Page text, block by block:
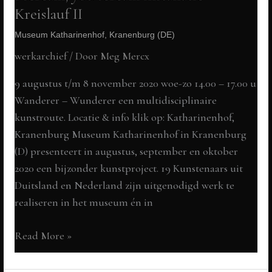
Kreislauf II
Museum Katharinenhof, Kranenburg (DE)
werkarchief/ Door Meg Mercx
9 augustus t/m 8 november 2020 woe-zo 14.00 – 17.00 u
Wanderer – Wunderer een multidisciplinaire
kunstroute. Locatie & info klik op: Katharinenhof,
Kranenburg Museum Katharinenhof in Kranenburg
(D) presenteert in augustus, september en oktober
2020 een bijzonder kunstproject. 19 Kunstenaars uit
Duitsland en Nederland zijn uitgenodigd werk te
realiseren in het museum én in
I
scream,
you
Read More »